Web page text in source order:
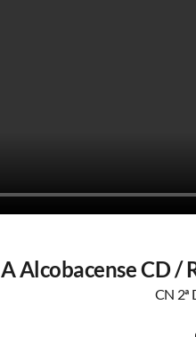
A Alcobacense CD /
CN 2ª